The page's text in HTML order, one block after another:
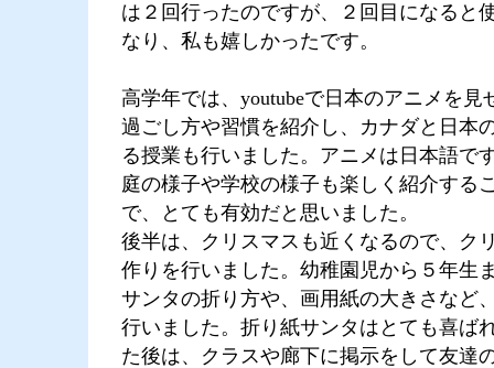
は２回行ったのですが、２回目になると
なり、私も嬉しかったです。
高学年では、youtubeで日本のアニメを見
過ごし方や習慣を紹介し、カナダと日本
る授業も行いました。アニメは日本語で
庭の様子や学校の様子も楽しく紹介する
で、とても有効だと思いました。
後半は、クリスマスも近くなるので、ク
作りを行いました。幼稚園児から５年生
サンタの折り方や、画用紙の大きさなど
行いました。折り紙サンタはとても喜ば
た後は、クラスや廊下に掲示をして友達